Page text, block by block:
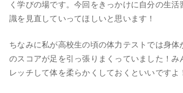
く学びの場です。今回をきっかけに自分の生
識を見直していってほしいと思います！
ちなみに私が高校生の頃の体力テストでは身体
のスコアが足を引っ張りまくっていました！み
レッチして体を柔らかくしておくといいですよ